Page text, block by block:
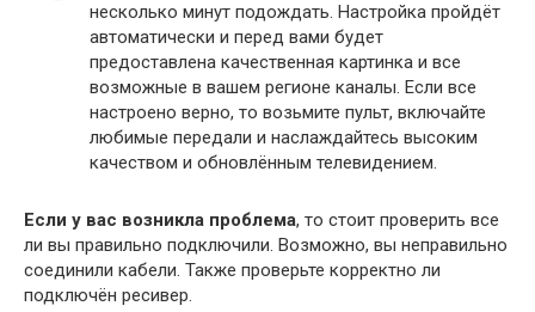
несколько минут подождать. Настройка пройдёт
автоматически и перед вами будет
предоставлена качественная картинка и все
возможные в вашем регионе каналы. Если все
настроено верно, то возьмите пульт, включайте
любимые передали и наслаждайтесь высоким
качеством и обновлённым телевидением.
Если у вас возникла проблема, то стоит проверить все
ли вы правильно подключили. Возможно, вы неправильно
соединили кабели. Также проверьте корректно ли
подключён ресивер.